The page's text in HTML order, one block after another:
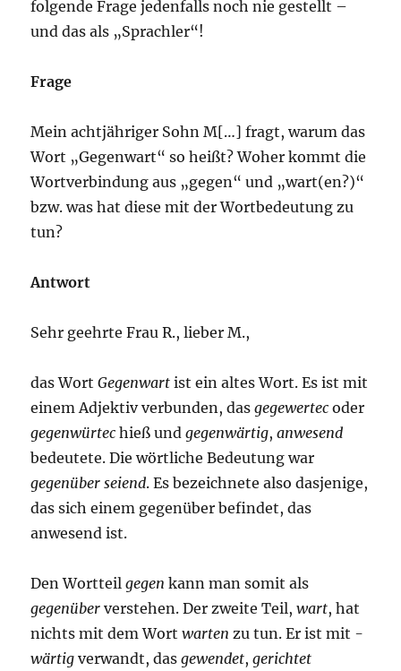
folgende Frage jedenfalls noch nie gestellt –
und das als „Sprachler“!
Frage
Mein achtjähriger Sohn M[…] fragt, warum das
Wort „Gegenwart“ so heißt? Woher kommt die
Wortverbindung aus „gegen“ und „wart(en?)“
bzw. was hat diese mit der Wortbedeutung zu
tun?
Antwort
Sehr geehrte Frau R., lieber M.,
das WortGegenwart ist ein altes Wort. Es ist mit
einem Adjektiv verbunden, dasgegewertec oder
gegenwürtec hieß undgegenwärtig,anwesend
bedeutete. Die wörtliche Bedeutung war
gegenüber seiend. Es bezeichnete also dasjenige,
das sich einem gegenüber befindet, das
anwesend ist.
Den Wortteilgegen kann man somit als
gegenüber verstehen. Der zweite Teil,wart, hat
nichts mit dem Wortwarten zu tun. Er ist mit -
wärtig verwandt, dasgewendet,gerichtet